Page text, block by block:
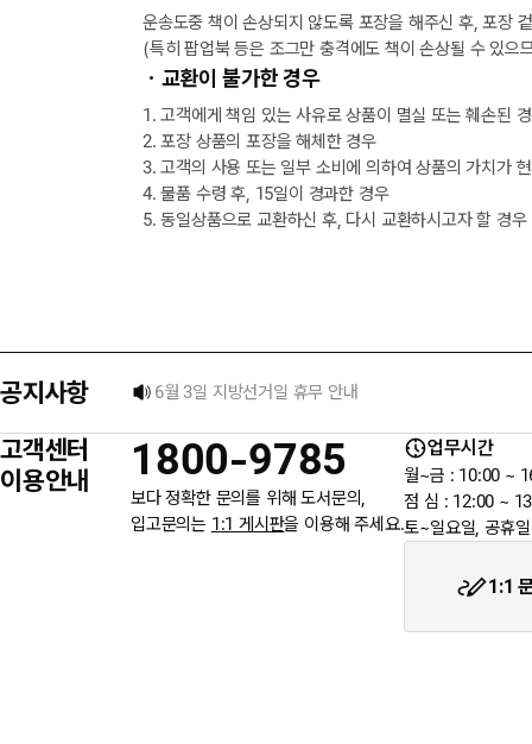
운송도중 책이 손상되지 않도록 포장을 해주신 후, 포장
(특히 팝업북 등은 조그만 충격에도 책이 손상될 수 있으
ㆍ교환이 불가한 경우
1. 고객에게 책임 있는 사유로 상품이 멸실 또는 훼손된
2. 포장 상품의 포장을 해체한 경우
3. 고객의 사용 또는 일부 소비에 의하여 상품의 가치가
4. 물품 수령 후, 15일이 경과한 경우
5. 동일상품으로 교환하신 후, 다시 교환하시고자 할 경
공지사항
[8월] 무이자 할부행사 안내
6월 3일 지방선거일 휴무 안내
★입금자를 찾습니다.
고객센터
이용안내
1800-9785
보다 정확한 문의를 위해 도서문의,
입고문의는 1:1 게시판을 이용해 주세요.
업무시간
월~금 : 10:00 ~
점 심 : 12:00 ~
토~일요일, 공휴
1:1